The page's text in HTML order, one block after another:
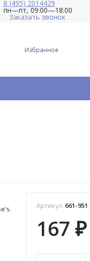
8 (495) 2014429
пн—пт, 09:00—18:00
Заказать звонок
Избранное
Артикул: 661-951
167 ₽